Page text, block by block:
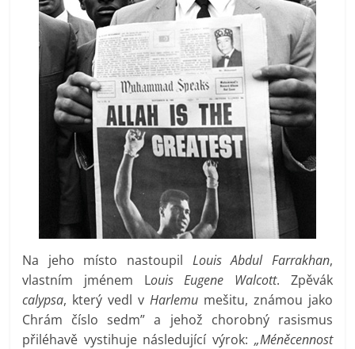
Na jeho místo nastoupil Louis Abdul Farrakhan,
vlastním jménem Louis Eugene Walcott. Zpěvák
calypsa, který vedl v Harlemumešitu, známou jako
Chrám číslo sedm” a jehož chorobný rasismus
přiléhavě vystihuje následující výrok: „Méněcennost